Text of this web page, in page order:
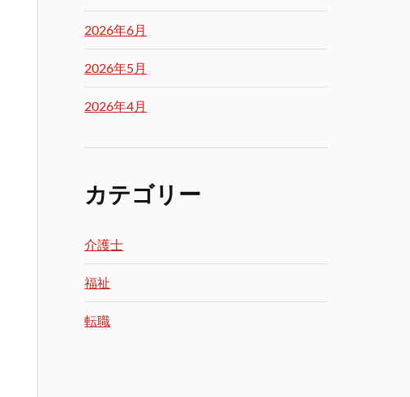
2026年6月
2026年5月
2026年4月
カテゴリー
介護士
福祉
転職